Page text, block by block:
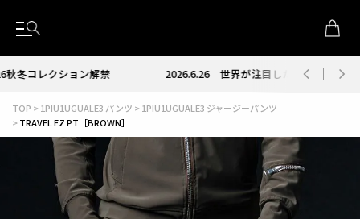
2026.6.26世界が注目したイタリア発スニーカーブランド RUN OF
TOP 1PIU1UGUALE3 パンツ
1PIU1UGUALE3 ジャージーパンツ
TRAVEL EZ PT［BROWN］